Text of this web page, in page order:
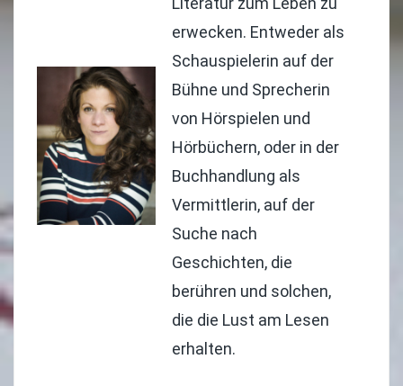
erwecken. Entweder als
Schauspielerin auf der
Bühne und Sprecherin
von Hörspielen und
Hörbüchern, oder in der
Buchhandlung als
Vermittlerin, auf der
Suche nach
Geschichten, die
berühren und solchen,
die die Lust am Lesen
erhalten.